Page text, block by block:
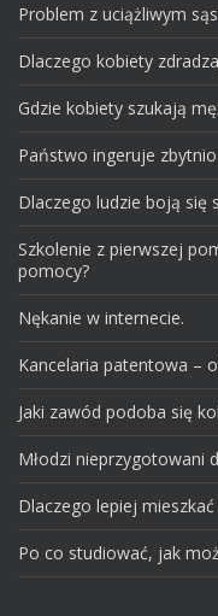
Problem z uciążliwym
Dlaczego kobiety
Gdzie kobiety szukają
Państwo ingeruje
Dlaczego ludzie boją się
Szkolenie z pierwszej
pomocy?
Nękanie w internecie.
Kancelaria patentowa –
Jaki zawód podoba się
Młodzi nieprzygotowani
Dlaczego lepiej
Po co studiować, jak